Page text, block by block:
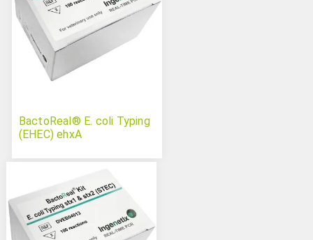
BactoReal® E. coli Typing
(EHEC) ehxA